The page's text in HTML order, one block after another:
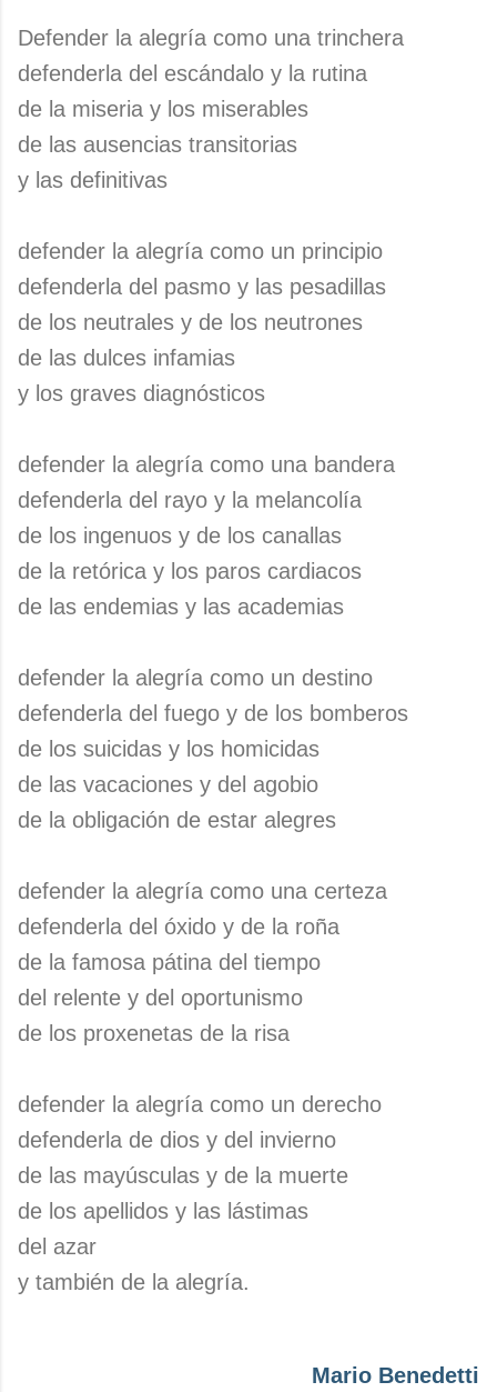
Defender la alegría como una trinchera
defenderla del escándalo y la rutina
de la miseria y los miserables
de las ausencias transitorias
y las definitivas
defender la alegría como un principio
defenderla del pasmo y las pesadillas
de los neutrales y de los neutrones
de las dulces infamias
y los graves diagnósticos
defender la alegría como una bandera
defenderla del rayo y la melancolía
de los ingenuos y de los canallas
de la retórica y los paros cardiacos
de las endemias y las academias
defender la alegría como un destino
defenderla del fuego y de los bomberos
de los suicidas y los homicidas
de las vacaciones y del agobio
de la obligación de estar alegres
defender la alegría como una certeza
defenderla del óxido y de la roña
de la famosa pátina del tiempo
del relente y del oportunismo
de los proxenetas de la risa
defender la alegría como un derecho
defenderla de dios y del invierno
de las mayúsculas y de la muerte
de los apellidos y las lástimas
del azar
y también de la alegría.
Mario Benedetti